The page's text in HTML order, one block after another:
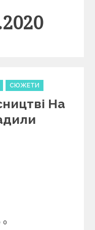
СЮЖЕТИ
На
0